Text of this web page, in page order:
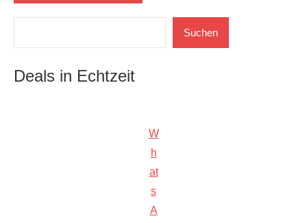
Suchen
Deals in Echtzeit
W
h
at
s
A